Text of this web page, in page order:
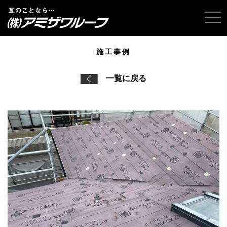
施工事例
一覧に戻る